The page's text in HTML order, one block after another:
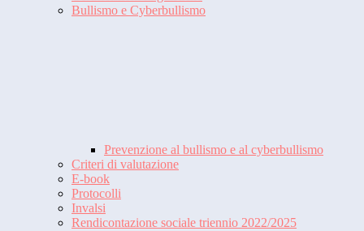
Bullismo e Cyberbullismo
Prevenzione al bullismo e al cyberbullismo
Criteri di valutazione
E-book
Protocolli
Invalsi
Rendicontazione sociale triennio 2022/2025